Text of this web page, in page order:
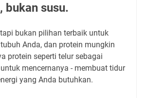
bukan susu.
bukan pilihan terbaik untuk
Anda, dan protein mungkin
protein seperti telur sebagai
mencernanya - membuat tidur
yang Anda butuhkan.